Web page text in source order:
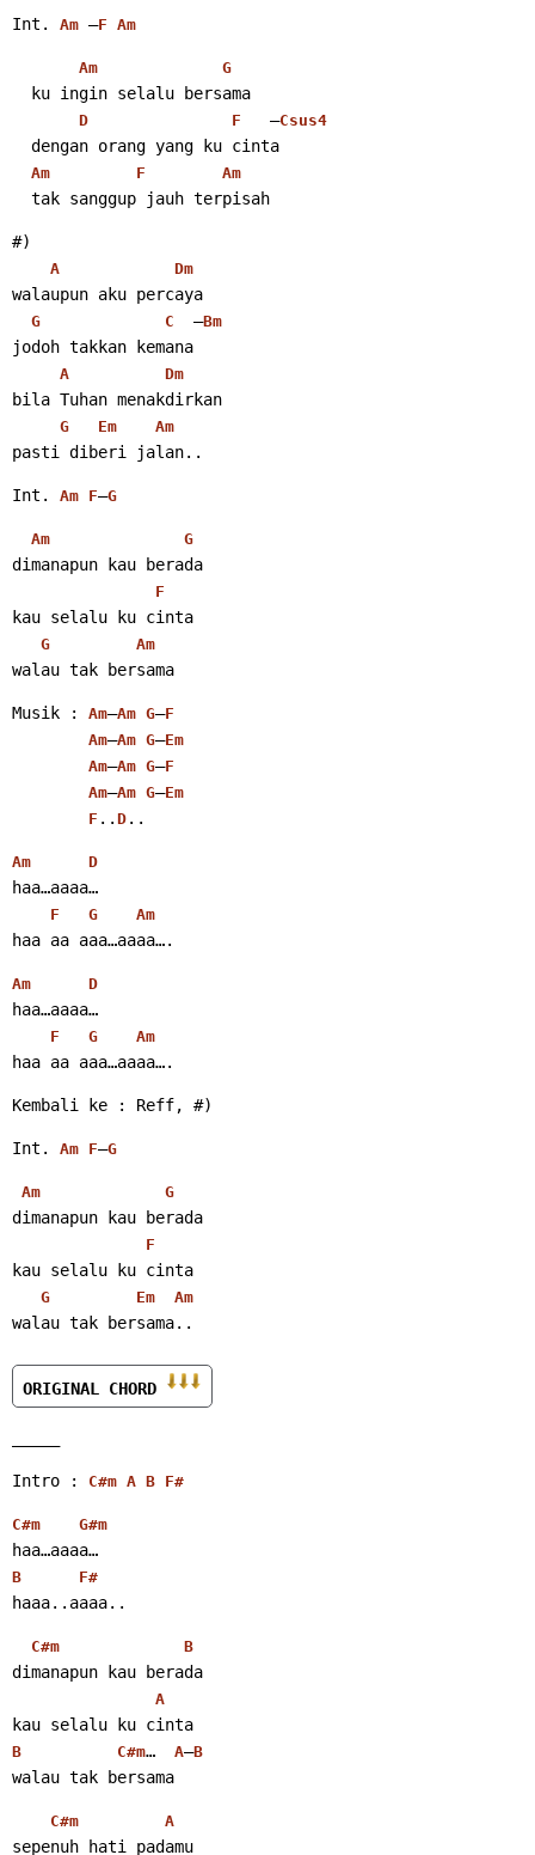
Int. Am –F Am
Am G
ku ingin selalu bersama
D F –Csus4
dengan orang yang ku cinta
Am F Am
tak sanggup jauh terpisah
#)
A Dm
walaupun aku percaya
G C –Bm
jodoh takkan kemana
A Dm
bila Tuhan menakdirkan
G Em Am
pasti diberi jalan..
Int. Am F–G
Am G
dimanapun kau berada
F
kau selalu ku cinta
G Am
walau tak bersama
Musik : Am–Am G–F
Am–Am G–Em
Am–Am G–F
Am–Am G–Em
F .. D ..
Am D
haa…aaaa…
F G Am
haa aa aaa…aaaa….
Am D
haa…aaaa…
F G Am
haa aa aaa…aaaa….
Kembali ke : Reff, #)
Int. Am F–G
Am G
dimanapun kau berada
F
kau selalu ku cinta
G Em Am
walau tak bersama..
ORIGINAL CHORD
Intro : C#m A B F#
C#m G#m
haa…aaaa…
B F#
haaa..aaaa..
C#m B
dimanapun kau berada
A
kau selalu ku cinta
B C#m… A–B
walau tak bersama
C#m A
sepenuh hati padamu